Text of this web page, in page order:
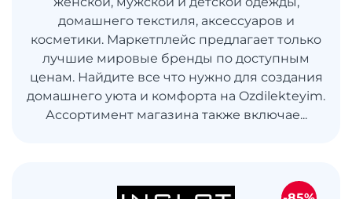
домашнего текстиля, аксессуаров и
косметики. Маркетплейс предлагает только
лучшие мировые бренды по доступным
ценам. Найдите все что нужно для создания
домашнего уюта и комфорта на Ozdilekteyim.
Ассортимент магазина также включае...